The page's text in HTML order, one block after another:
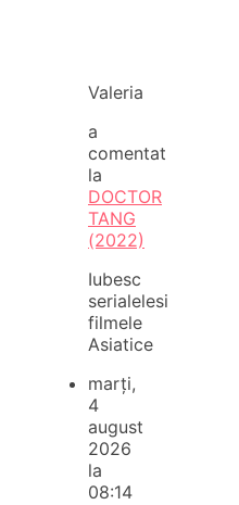
Valeria
a
comentat
la
DOCTOR
TANG
(2022)
Iubesc
serialelesi
filmele
Asiatice
marți,
4
august
2026
la
08:14